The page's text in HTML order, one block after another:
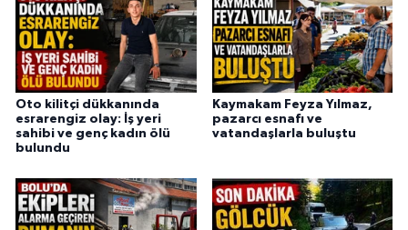
Oto kilitçi dükkanında
esrarengiz olay: İş yeri
sahibi ve genç kadın ölü
bulundu
Kaymakam Feyza Yılmaz,
pazarcı esnafı ve
vatandaşlarla buluştu